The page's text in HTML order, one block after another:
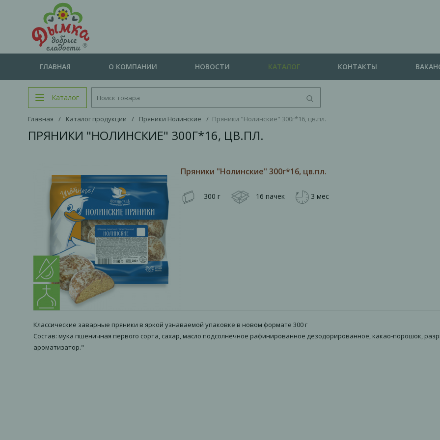
ГЛАВНАЯ О КОМПАНИИ НОВОСТИ КАТАЛОГ КОНТАКТЫ
Каталог
Главная / Каталог продукции / Пряники Нолинские / Пряники "Нолинские" 300г*16, цв.пл.
ПРЯНИКИ "НОЛИНСКИЕ" 300Г*16, ЦВ.ПЛ.
Пряники "Нолинские" 300г*16, цв.пл.
300 г 16 пачек 3 мес
Классические заварные пряники в яркой узнаваемой упаковке в новом формате 300 г
Состав: мука пшеничная первого сорта, сахар, масло подсолнечное рафинированное дезодорированное, какао-порошок,
ароматизатор."